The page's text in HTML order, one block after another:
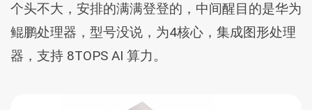
个头不大，安排的满满登登的，中间醒目的是华为
鲲鹏处理器，型号没说，为4核心，集成图形处理
器，支持 8TOPS AI 算力。